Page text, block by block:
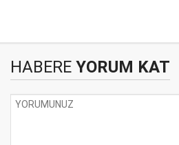
HABERE YORUM KAT